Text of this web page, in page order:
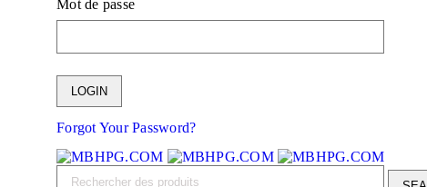
Mot de passe
Forgot Your Password?